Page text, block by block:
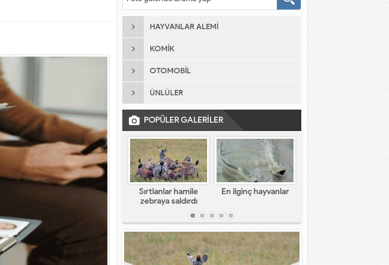
HAYVANLAR ALEMI
KOMIK
OTOMOBIL
ÜNLÜLER
POPÜLER GALERİLER
Sırtlanlar hamile
zebraya saldırdı
En ilginç hayvanlar